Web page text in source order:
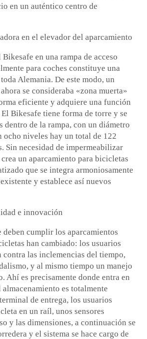
en un auténtico centro de
en el elevador del aparcamiento
en una rampa de acceso
para coches constituye una
Alemania. De este modo, un
se consideraba «zona muerta»
eficiente y adquiere una función
Bikesafe tiene forma de torre y se
dentro de la rampa, con un diámetro
ocho niveles hay un total de 122
Sin necesidad de impermeabilizar
un aparcamiento para bicicletas
que se integra armoniosamente
y establece así nuevos
e innovación
deben cumplir los aparcamientos
han cambiado: los usuarios
contra las inclemencias del tiempo,
y al mismo tiempo un manejo
Ahí es precisamente donde entra en
es totalmente
de entrega, los usuarios
en un raíl, unos sensores
y las dimensiones, a continuación se
y el sistema se hace cargo de